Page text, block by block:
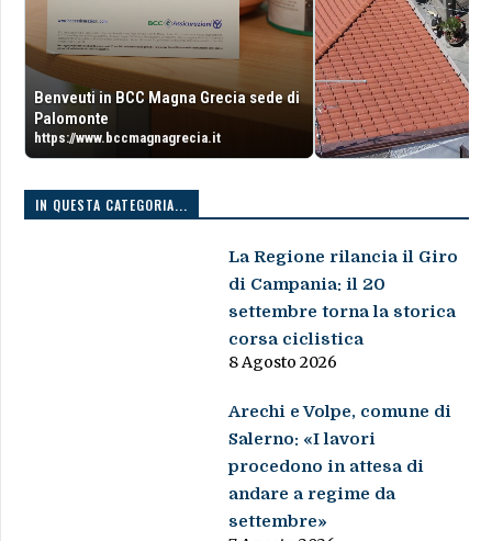
Benveuti in BCC Magna Grecia sede di
Palomonte
https://www.bccmagnagrecia.it
IN QUESTA CATEGORIA...
La Regione rilancia il Giro
di Campania: il 20
settembre torna la storica
corsa ciclistica
8 Agosto 2026
Arechi e Volpe, comune di
Salerno: «I lavori
procedono in attesa di
andare a regime da
settembre»